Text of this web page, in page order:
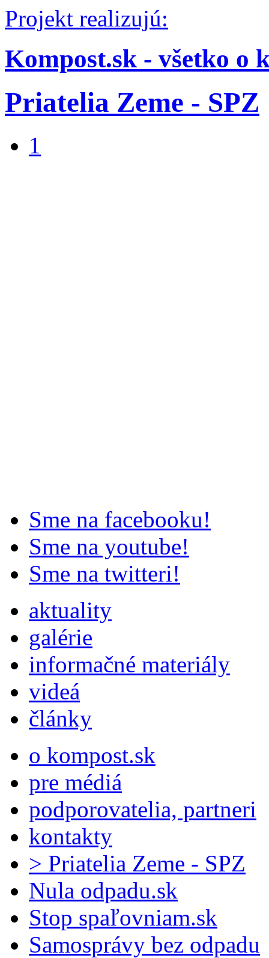
Projekt realizujú:
Kompost.sk - všetko o
Priatelia Zeme - SPZ
1
Sme na facebooku!
Sme na youtube!
Sme na twitteri!
aktuality
galérie
informačné materiály
videá
články
o kompost.sk
pre médiá
podporovatelia, partneri
kontakty
> Priatelia Zeme - SPZ
Nula odpadu.sk
Stop spaľovniam.sk
Samosprávy bez odpadu